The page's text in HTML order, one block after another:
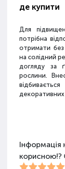
де купити
Для
потрібна
отримати
на солідний
догляду за
рослини.
декоративних
Для
Інформація
корисною!?